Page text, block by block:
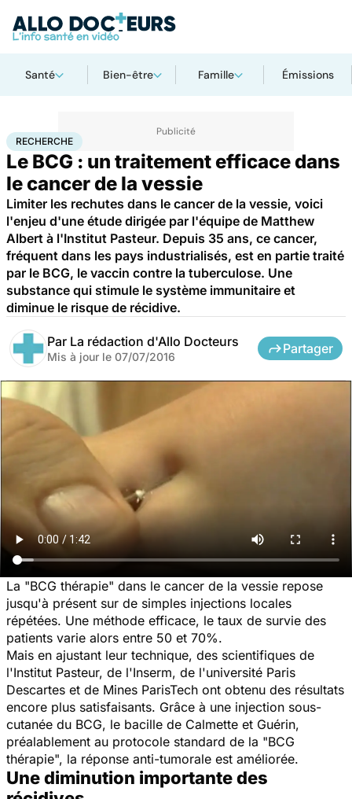
Santé Bien-être Famille Émissions
AccueilSantéMaladies Recherche
RECHERCHE
Le BCG : un traitement efficace dans
le cancer de la vessie
Limiter les rechutes dans le cancer de la vessie, voici
l'enjeu d'une étude dirigée par l'équipe de Matthew
Albert à l'Institut Pasteur. Depuis 35 ans, ce cancer,
fréquent dans les pays industrialisés, est en partie traité
par le BCG, le vaccin contre la tuberculose. Une
substance qui stimule le système immunitaire et
diminue le risque de récidive.
Par La rédaction d'Allo Docteurs
Mis à jour le 07/07/2016
Partager
La "BCG thérapie" dans le cancer de la vessie repose
jusqu'à présent sur de simples injections locales
répétées. Une méthode efficace, le taux de survie des
patients varie alors entre 50 et 70%.
Mais en ajustant leur technique, des scientifiques de
l'Institut Pasteur, de l'Inserm, de l'université Paris
Descartes et de Mines ParisTech ont obtenu des résultats
encore plus satisfaisants. Grâce à une injection sous-
cutanée du BCG, le bacille de Calmette et Guérin,
préalablement au protocole standard de la "BCG
thérapie", la réponse anti-tumorale est améliorée.
Une diminution importante des